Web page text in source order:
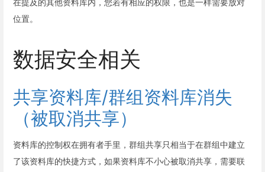
位置。
数据安全相关
共享资料库/群组资料库消失
（被取消共享）
资料库的控制权在拥有者手里，群组共享只相当于在群组中建立
了该资料库的快捷方式，如果资料库不小心被取消共享，需要联